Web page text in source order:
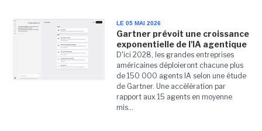
LE 05 MAI 2026
Gartner prévoit une croissance
exponentielle de l'IA agentique
D'ici 2028, les grandes entreprises
américaines déploieront chacune plus
de 150 000 agents IA selon une étude
de Gartner. Une accélération par
rapport aux 15 agents en moyenne
mis...